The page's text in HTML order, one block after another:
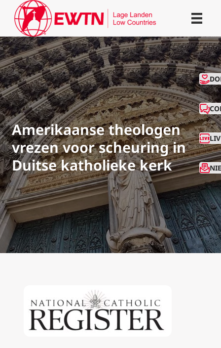
Amerikaanse theologen
vrezen voor scheuring in
Duitse katholieke kerk